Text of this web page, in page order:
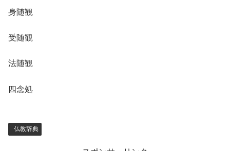
身随観
受随観
法随観
四念処
仏教辞典